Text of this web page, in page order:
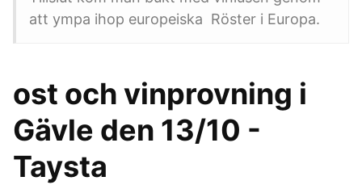
att ympa ihop europeiska Röster i Europa.
ost och vinprovning i
Gävle den 13/10 -
Taysta